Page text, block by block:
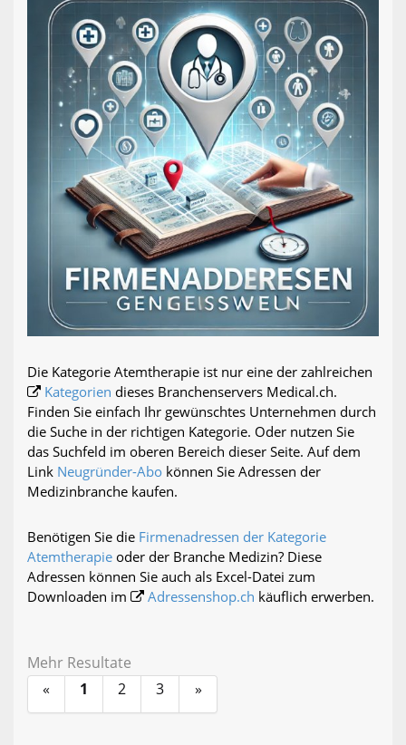
Die Kategorie Atemtherapie ist nur eine der zahlreichen
Kategorien dieses Branchenservers Medical.ch.
Finden Sie einfach Ihr gewünschtes Unternehmen durch
die Suche in der richtigen Kategorie. Oder nutzen Sie
das Suchfeld im oberen Bereich dieser Seite. Auf dem
Link Neugründer-Abo können Sie Adressen der
Medizinbranche kaufen.
Benötigen Sie die Firmenadressen der Kategorie
Atemtherapie oder der Branche Medizin? Diese
Adressen können Sie auch als Excel-Datei zum
Downloaden im
Adressenshop.ch käuflich erwerben.
Mehr Resultate
«
1 2 3 »